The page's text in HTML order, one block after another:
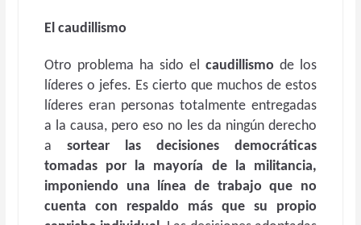
El caudillismo
Otro problema ha sido el caudillismo de los
líderes o jefes. Es cierto que muchos de estos
líderes eran personas totalmente entregadas
a la causa, pero eso no les da ningún derecho
asortear las decisiones democráticas
tomadas por la mayoría de la militancia,
imponiendo una línea de trabajo que no
cuenta con respaldo más que su propio